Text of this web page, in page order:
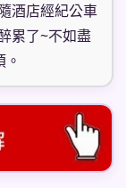
酒店經紀公車
累了~不如盡